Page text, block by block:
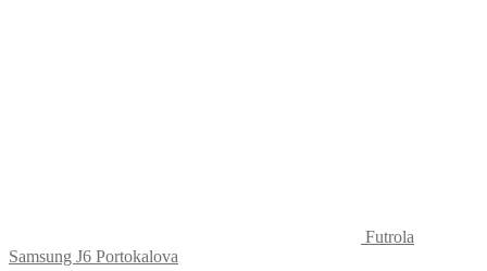
Futrola
Samsung J6 Portokalova